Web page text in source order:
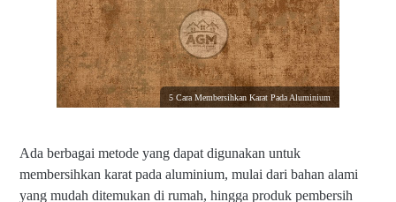
5 Cara Membersihkan Karat Pada Aluminium
Ada berbagai metode yang dapat digunakan untuk
membersihkan karat pada aluminium, mulai dari bahan alami
yang mudah ditemukan di rumah, hingga produk pembersih